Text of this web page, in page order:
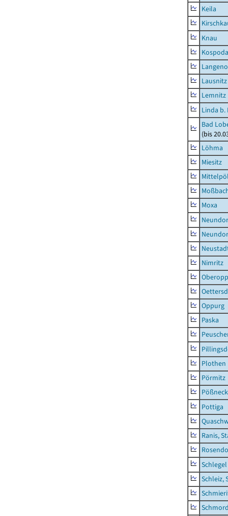
Keila
Knau
Kospoda
Lemnitz
Linda b.
Bad
(bis
Löhma
Miesitz
Moxa
Nimritz
Oppurg
Paska
Plothen
Pörmitz
Pottiga
Ranis,
Schlegel
Schleiz,